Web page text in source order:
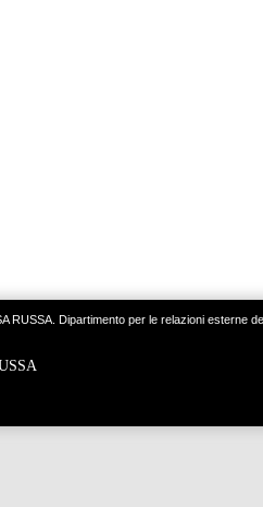
RUSSA. Dipartimento per le relazioni esterne